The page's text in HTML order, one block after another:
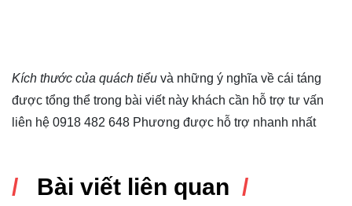
Kích thước của quách tiểu và những ý nghĩa về cái táng
được tổng thể trong bài viết này khách cần hỗ trợ tư vấn
liên hệ 0918 482 648 Phương được hỗ trợ nhanh nhất
Bài viết liên quan